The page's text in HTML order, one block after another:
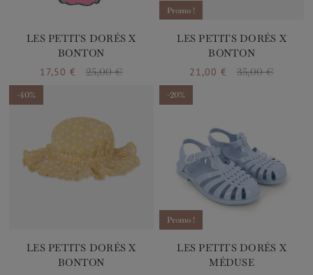
LES PETITS DORÉS X
BONTON
Prix
17,50 € Prix de base
25,00 €
Promo !
LES PETITS DORÉS X
BONTON
Prix
21,00 € Prix de base
35,00 €
-40%
LES PETITS DORÉS X
BONTON
Promo !
-20%
LES PETITS DORÉS X
MÉDUSE